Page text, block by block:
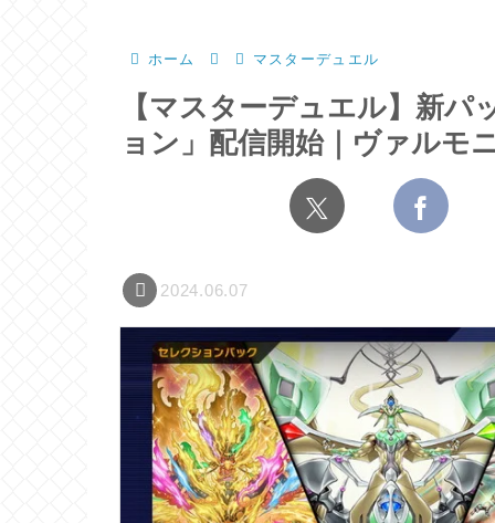
ホーム マスターデュエル
【マスターデュエル】新
ョン」配信開始｜ヴァルモ
2024.06.07